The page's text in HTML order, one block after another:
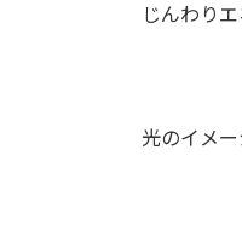
じんわり
光のイメ